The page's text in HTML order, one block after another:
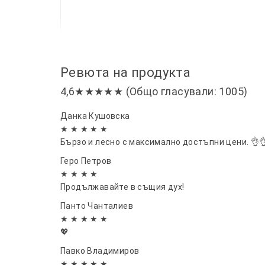
Ревюта на продукта
4,6★★★★★ (Общо гласували: 1005)
Данка Кушовска
★ ★ ★ ★ ★
Бързо и лесно с максимално достъпни цени.
Геро Петров
★ ★ ★ ★
Продължавайте в същия дух!
Панто Чанталиев
★ ★ ★ ★ ★
💖
Павко Владимиров